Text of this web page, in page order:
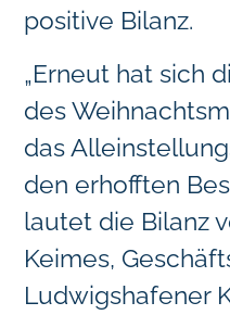
positive Bilanz.
„Erneut hat sich
des
das
den erhofften
lautet die Bilanz
Keimes,
Ludwigshafener